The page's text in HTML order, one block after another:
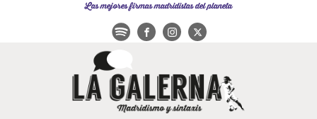
Las mejores firmas madridistas del planeta